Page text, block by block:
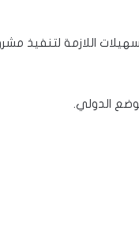
اللازمة لتنفيذ
الدولي.